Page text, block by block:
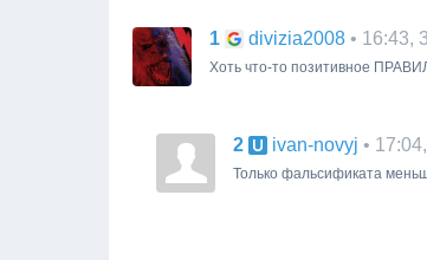
1 divizia2008 • 16:43,
Хоть что-то позитивное
2 ivan-novyj •
Только фальсификата